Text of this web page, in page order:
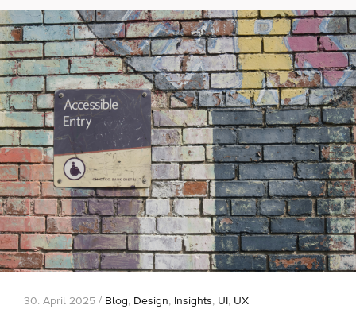
30. April 2025 / Blog, Design, Insights, UI, UX